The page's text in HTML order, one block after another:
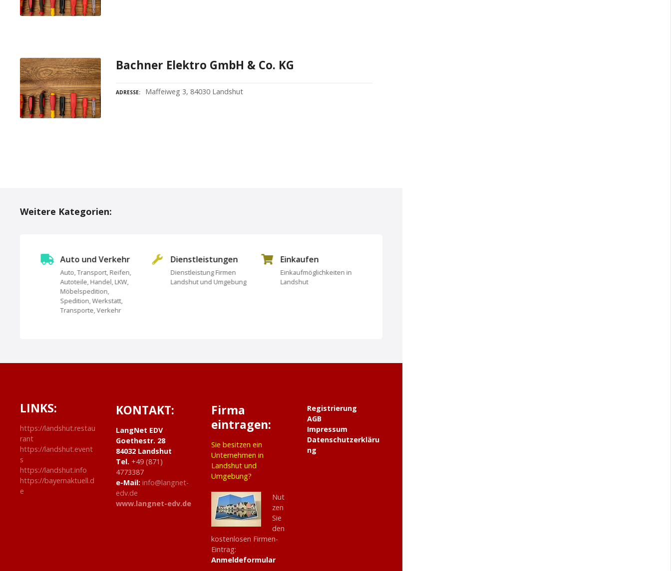
Bachner Elektro GmbH & Co. KG
ADRESSE Maffeiweg 3, 84030 Landshut
g
t
i
o
n
Weitere Kategorien:
Auto und Verkehr
Auto, Transport, Reifen,
Autoteile, Handel, LKW,
Möbelspedition,
Spedition, Werkstatt,
Transporte, Verkehr
Dienstleistungen
Dienstleistung Firmen
Landshut und Umgebung
Einkaufen
Einkaufmöglichkeiten in
Landshut
LINKS:
https://landshut.restau
rant
https://landshut.event
s
https://landshut.info
https://bayernaktuell.d
e
KONTAKT:
LangNet EDV
Goethestr. 28
84032 Landshut
Tel. +49 (871)
4773387
e-Mail: info@langnet-
edv.de
www.langnet-edv.de
Firma
eintragen:
Sie besitzen ein
Unternehmen in
Landshut und
Umgebung?
Nut
zen
Sie
den
kostenlosen Firmen-
Eintrag:
Anmeldeformular
Registrierung
AGB
Impressum
Datenschutzerkläru
ng